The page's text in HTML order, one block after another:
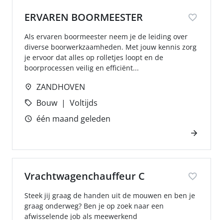
ERVAREN BOORMEESTER
Als ervaren boormeester neem je de leiding over
diverse boorwerkzaamheden. Met jouw kennis zorg
je ervoor dat alles op rolletjes loopt en de
boorprocessen veilig en efficiënt...
ZANDHOVEN
Bouw
Voltijds
één maand geleden
Vrachtwagenchauffeur C
Steek jij graag de handen uit de mouwen en ben je
graag onderweg? Ben je op zoek naar een
afwisselende job als meewerkend